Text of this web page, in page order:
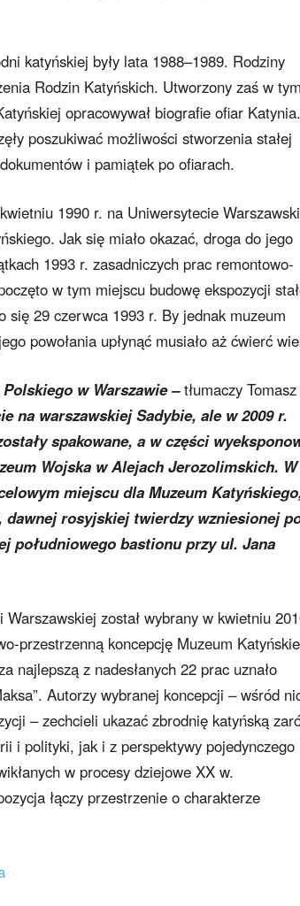
katyńskiej były lata 1988–1989. Rodziny
Rodzin Katyńskich. Utworzony zaś w tym
opracowywał biografie ofiar Katynia.
poszukiwać możliwości stworzenia stałej
i pamiątek po ofiarach.
1990 r. na Uniwersytecie
Jak się miało okazać, droga do jego
1993 r. zasadniczych prac remontowo-
w tym miejscu budowę ekspozycji
się 29 czerwca 1993 r. By jednak muzeum
powołania upłynąć musiało aż ćwierć
w Warszawie –tłumaczy Tomasz
na warszawskiej Sadybie, ale w 2009 r.
spakowane, a w części
Wojska w Alejach Jerozolimskich. W
miejscu dla Muzeum
rosyjskiej twierdzy wzniesionej
południowego bastionu przy ul. Jana
został wybrany w kwietniu
przestrzenną koncepcję Muzeum
najlepszą z nadesłanych 22 prac uznało
Autorzy wybranej koncepcji – wśród
– zechcieli ukazać zbrodnię katyńską
i polityki, jak i z perspektywy pojedynczego
w procesy dziejowe XX w.
łączy przestrzenie o charakterze